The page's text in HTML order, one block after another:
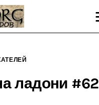
ладони #62